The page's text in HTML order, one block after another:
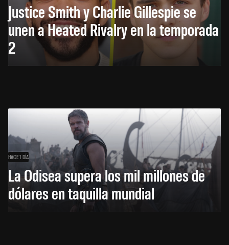
Justice Smith y Charlie Gillespie se
unen a Heated Rivalry en la temporada
2
HACE 1 DÍA
La Odisea supera los mil millones de
dólares en taquilla mundial